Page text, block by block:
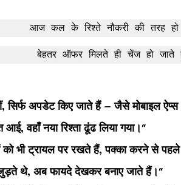
आज कल के रिश्ते नौकरी की तरह
बेहतर ऑफर मिलते ही चेंज हो
सिर्फ अपडेट किए जाते हैं – जैसे मोबाइल
वहाँ नया रिश्ता ढूंढ लिया गया।"
भी ट्रायल पर रखते हैं, पक्का करने से
थे, अब फायदे देखकर बनाए जाते हैं।"